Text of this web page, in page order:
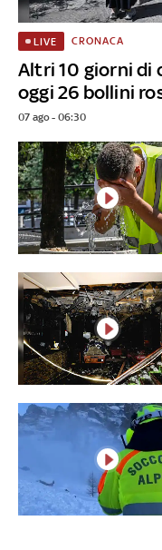
Altri 10 giorni di
oggi 26 bollini
LIVE CRONACA
07 ago - 06:30